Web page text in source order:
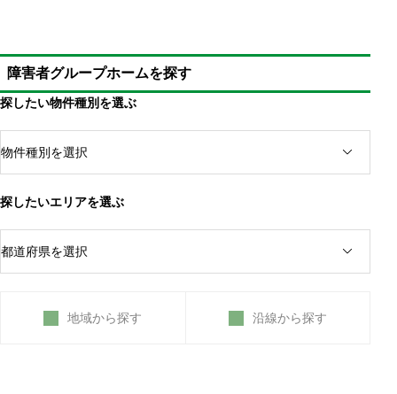
障害者グループホームを探す
探したい物件種別を選ぶ
探したいエリアを選ぶ
地域から探す 沿線から探す
一部を在宅で行える就労A・就労Bは存在する
在宅ワークの内容はパソコン作業がメイン
在宅ワークにて障害者が訓練を行う